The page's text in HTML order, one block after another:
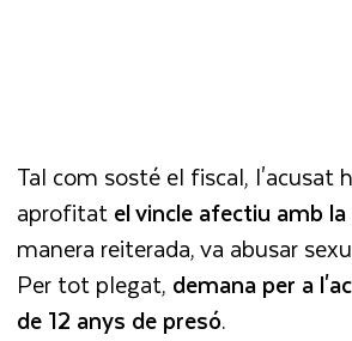
Tal com sosté el fiscal, l'acusat
aprofitatel vincle afectiu amb
manera reiterada, va abusar
Per tot plegat, demana per a
de 12 anys de presó.